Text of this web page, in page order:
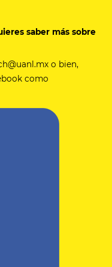
saber más sobre
o bien,
como